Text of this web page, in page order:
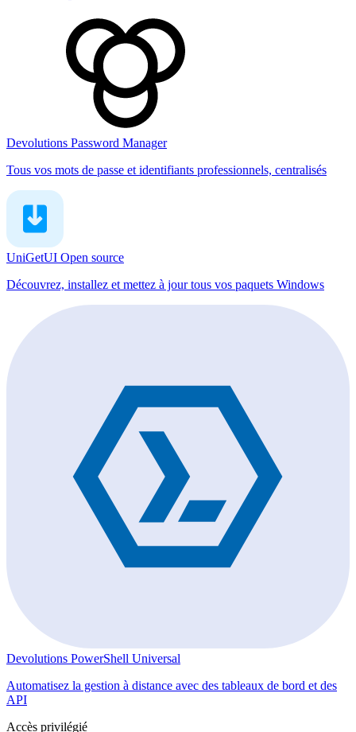
Devolutions Password Manager
Tous vos mots de passe et identifiants professionnels, centralisés
UniGetUI Open source
Découvrez, installez et mettez à jour tous vos paquets Windows
Devolutions PowerShell Universal
Automatisez la gestion à distance avec des tableaux de bord et des
API
Accès privilégié